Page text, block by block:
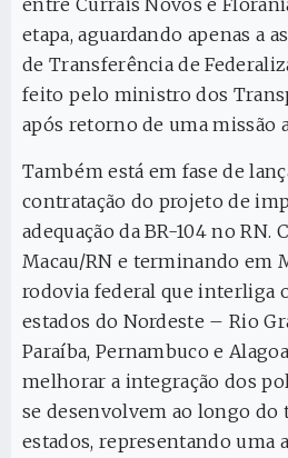
entre Currais Novos e
etapa, aguardando apenas a
de Transferência de
feito pelo ministro dos
após retorno de uma missão
Também está em fase de
contratação do projeto de
adequação da BR-104 no RN.
Macau/RN e terminando em
rodovia federal que interliga
estados do Nordeste – Rio
Paraíba, Pernambuco e
melhorar a integração dos
se desenvolvem ao longo do
estados, representando uma